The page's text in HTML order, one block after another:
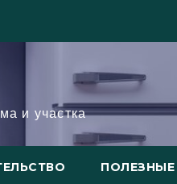
и участка
ПОЛЕЗНЫЕ